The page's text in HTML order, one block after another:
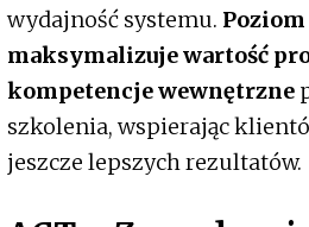
wydajność systemu. Poziom
maksymalizuje wartość
kompetencje wewnętrzne
szkolenia, wspierając
jeszcze lepszych rezultatów.